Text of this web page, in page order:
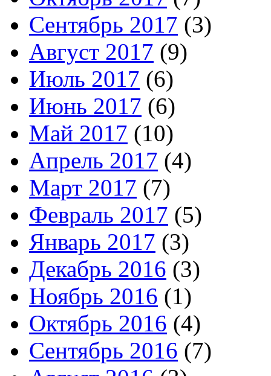
Сентябрь 2017 (3)
Август 2017 (9)
Июль 2017 (6)
Июнь 2017 (6)
Май 2017 (10)
Апрель 2017 (4)
Март 2017 (7)
Февраль 2017 (5)
Январь 2017 (3)
Декабрь 2016 (3)
Ноябрь 2016 (1)
Октябрь 2016 (4)
Сентябрь 2016 (7)